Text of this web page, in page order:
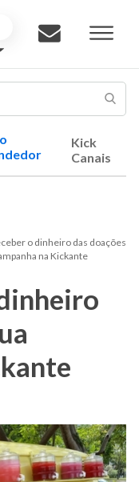
Kick
Canais
o dinheiro das doações
na Kickante